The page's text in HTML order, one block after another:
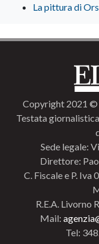
La pittura di
Copyright 2021 ©
Testata
Sede legale:
Direttore:
C. Fiscale e P.
R.E.A. Livorno
Mail:
Tel: